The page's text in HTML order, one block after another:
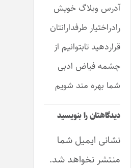
آدرس وبلاگ خویش
رادراختیار طرفدارانتان
قراردهید تابتوانیم از
چشمه فیاض ادبی
شما بهره مند شویم
دیدگاهتان را بنویسید
نشانی ایمیل شما
منتشر نخواهد شد.